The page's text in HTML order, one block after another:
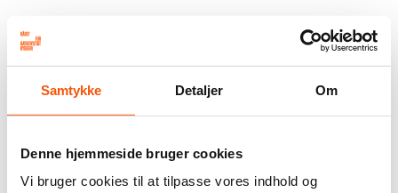
Samtykke Detaljer Om
Denne hjemmeside bruger cookies
Vi bruger cookies til at tilpasse vores indhold og